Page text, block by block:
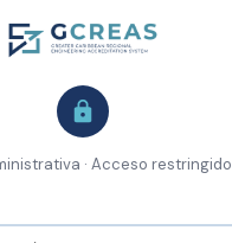
· Acceso restringido